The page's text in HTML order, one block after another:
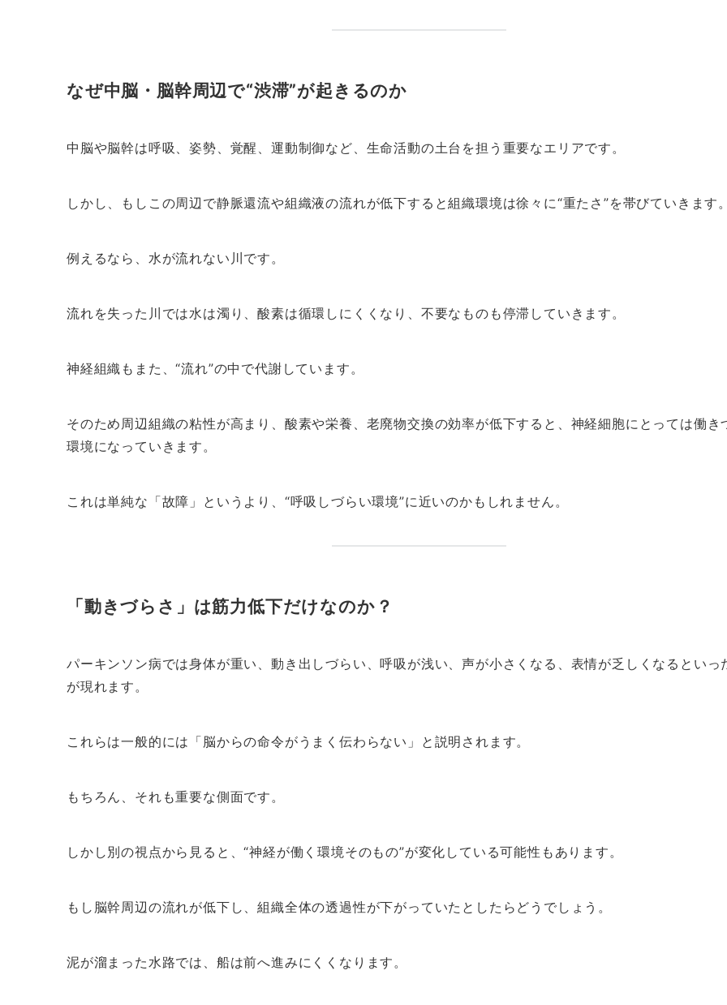
なぜ中脳・脳幹周辺で“渋滞”が起きるのか
中脳や脳幹は呼吸、姿勢、覚醒、運動制御など、生命活動の土台を担う重要なエリアです。
しかし、もしこの周辺で静脈還流や組織液の流れが低下すると組織環境は徐々に“重たさ”を帯びていきます
例えるなら、水が流れない川です。
流れを失った川では水は濁り、酸素は循環しにくくなり、不要なものも停滞していきます。
神経組織もまた、“流れ”の中で代謝しています。
そのため周辺組織の粘性が高まり、酸素や栄養、老廃物交換の効率が低下すると、神経細胞にとっては働き
環境になっていきます。
これは単純な「故障」というより、“呼吸しづらい環境”に近いのかもしれません。
「動きづらさ」は筋力低下だけなのか？
パーキンソン病では身体が重い、動き出しづらい、呼吸が浅い、声が小さくなる、表情が乏しくなるといっ
が現れます。
これらは一般的には「脳からの命令がうまく伝わらない」と説明されます。
もちろん、それも重要な側面です。
しかし別の視点から見ると、“神経が働く環境そのもの”が変化している可能性もあります。
もし脳幹周辺の流れが低下し、組織全体の透過性が下がっていたとしたらどうでしょう。
泥が溜まった水路では、船は前へ進みにくくなります。